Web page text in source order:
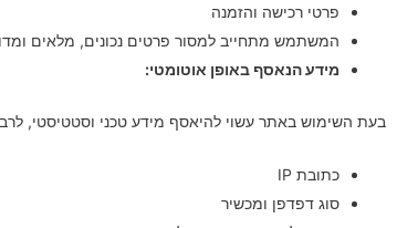
פרטי רכישה והזמנה
המשתמש מתחייב למסור פרטים נכונים, מלאים
מידע הנאסף באופן אוטומטי:
בעת השימוש באתר עשוי להיאסף מידע טכני וסטטיסטי,
כתובת IP
סוג דפדפן ומכשיר